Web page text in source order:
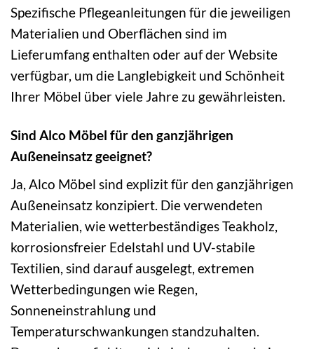
Spezifische Pflegeanleitungen für die jeweiligen
Materialien und Oberflächen sind im
Lieferumfang enthalten oder auf der Website
verfügbar, um die Langlebigkeit und Schönheit
Ihrer Möbel über viele Jahre zu gewährleisten.
Sind Alco Möbel für den ganzjährigen
Außeneinsatz geeignet?
Ja, Alco Möbel sind explizit für den ganzjährigen
Außeneinsatz konzipiert. Die verwendeten
Materialien, wie wetterbeständiges Teakholz,
korrosionsfreier Edelstahl und UV-stabile
Textilien, sind darauf ausgelegt, extremen
Wetterbedingungen wie Regen,
Sonneneinstrahlung und
Temperaturschwankungen standzuhalten.